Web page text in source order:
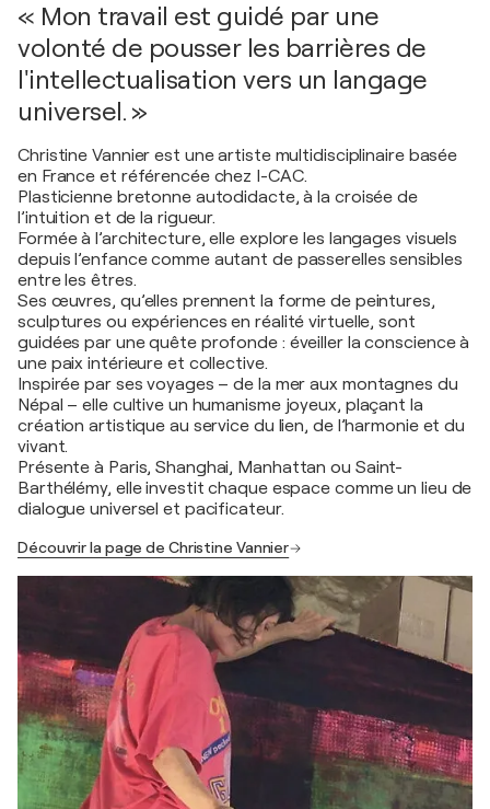
« Mon travail est guidé par une
volonté de pousser les barrières de
l'intellectualisation vers un langage
universel. »
Christine Vannier est une artiste multidisciplinaire basée
en France et référencée chez I-CAC.
Plasticienne bretonne autodidacte, à la croisée de
l’intuition et de la rigueur.
Formée à l’architecture, elle explore les langages visuels
depuis l’enfance comme autant de passerelles sensibles
entre les êtres.
Ses œuvres, qu’elles prennent la forme de peintures,
sculptures ou expériences en réalité virtuelle, sont
guidées par une quête profonde : éveiller la conscience à
une paix intérieure et collective.
Inspirée par ses voyages – de la mer aux montagnes du
Népal – elle cultive un humanisme joyeux, plaçant la
création artistique au service du lien, de l’harmonie et du
vivant.
Présente à Paris, Shanghai, Manhattan ou Saint-
Barthélémy, elle investit chaque espace comme un lieu de
dialogue universel et pacificateur.
Découvrir la page de Christine Vannier